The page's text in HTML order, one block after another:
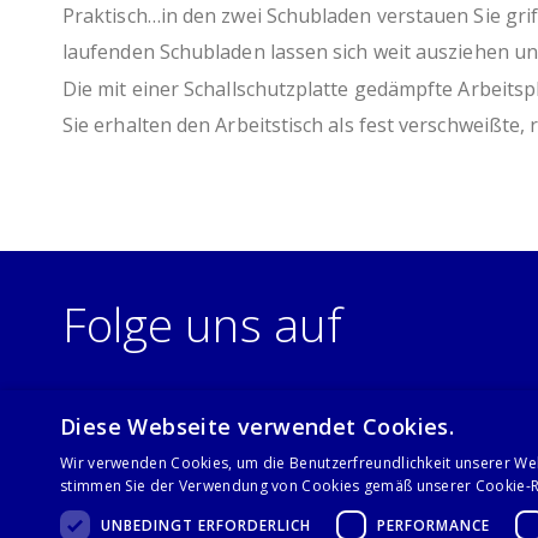
Praktisch…in den zwei Schubladen verstauen Sie
laufenden Schubladen lassen sich weit ausziehen
Die mit einer Schallschutzplatte gedämpfte
Sie erhalten den Arbeitstisch als fest
Folge uns auf
Diese Webseite verwendet Cookies.
Wir verwenden Cookies, um die Benutzerfreundlichkeit unserer
stimmen Sie der Verwendung von Cookies gemäß unserer Cookie-
UNBEDINGT ERFORDERLICH
PERFORMANCE